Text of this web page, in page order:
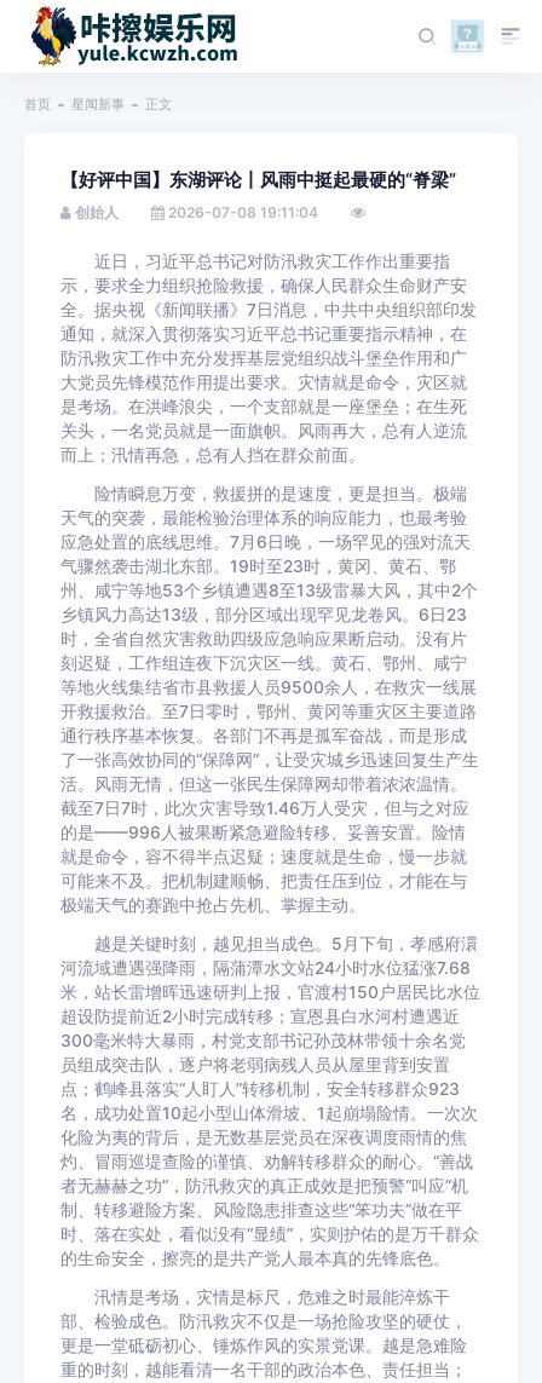
首页 星闻新事 正文
【好评中国】东湖评论丨风雨中挺起最硬的“脊梁”
创始人 2026-07-08 19:11:04
近日，习近平总书记对防汛救灾工作作出重要指
示，要求全力组织抢险救援，确保人民群众生命财产安
全。据央视《新闻联播》7日消息，中共中央组织部印发
通知，就深入贯彻落实习近平总书记重要指示精神，在
防汛救灾工作中充分发挥基层党组织战斗堡垒作用和广
大党员先锋模范作用提出要求。灾情就是命令，灾区就
是考场。在洪峰浪尖，一个支部就是一座堡垒；在生死
关头，一名党员就是一面旗帜。风雨再大，总有人逆流
而上；汛情再急，总有人挡在群众前面。
险情瞬息万变，救援拼的是速度，更是担当。极端
天气的突袭，最能检验治理体系的响应能力，也最考验
应急处置的底线思维。7月6日晚，一场罕见的强对流天
气骤然袭击湖北东部。19时至23时，黄冈、黄石、鄂
州、咸宁等地53个乡镇遭遇8至13级雷暴大风，其中2个
乡镇风力高达13级，部分区域出现罕见龙卷风。6日23
时，全省自然灾害救助四级应急响应果断启动。没有片
刻迟疑，工作组连夜下沉灾区一线。黄石、鄂州、咸宁
等地火线集结省市县救援人员9500余人，在救灾一线展
开救援救治。至7日零时，鄂州、黄冈等重灾区主要道路
通行秩序基本恢复。各部门不再是孤军奋战，而是形成
了一张高效协同的“保障网”，让受灾城乡迅速回复生产生
活。风雨无情，但这一张民生保障网却带着浓浓温情。
截至7日7时，此次灾害导致1.46万人受灾，但与之对应
的是——996人被果断紧急避险转移、妥善安置。险情
就是命令，容不得半点迟疑；速度就是生命，慢一步就
可能来不及。把机制建顺畅、把责任压到位，才能在与
极端天气的赛跑中抢占先机、掌握主动。
越是关键时刻，越见担当成色。5月下旬，孝感府澴
河流域遭遇强降雨，隔蒲潭水文站24小时水位猛涨7.68
米，站长雷增晖迅速研判上报，官渡村150户居民比水位
超设防提前近2小时完成转移；宣恩县白水河村遭遇近
300毫米特大暴雨，村党支部书记孙茂林带领十余名党
员组成突击队，逐户将老弱病残人员从屋里背到安置
点；鹤峰县落实“人盯人”转移机制，安全转移群众923
名，成功处置10起小型山体滑坡、1起崩塌险情。一次次
化险为夷的背后，是无数基层党员在深夜调度雨情的焦
灼、冒雨巡堤查险的谨慎、劝解转移群众的耐心。“善战
者无赫赫之功”，防汛救灾的真正成效是把预警“叫应”机
制、转移避险方案、风险隐患排查这些“笨功夫”做在平
时、落在实处，看似没有“显绩”，实则护佑的是万千群众
的生命安全，擦亮的是共产党人最本真的先锋底色。
汛情是考场，灾情是标尺，危难之时最能淬炼干
部、检验成色。防汛救灾不仅是一场抢险攻坚的硬仗，
更是一堂砥砺初心、锤炼作风的实景党课。越是急难险
重的时刻，越能看清一名干部的政治本色、责任担当；